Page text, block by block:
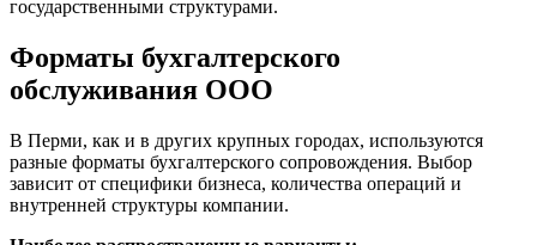
государственными структурами.
Форматы бухгалтерского
обслуживания ООО
В Перми, как и в других крупных городах, используются
разные форматы бухгалтерского сопровождения. Выбор
зависит от специфики бизнеса, количества операций и
внутренней структуры компании.